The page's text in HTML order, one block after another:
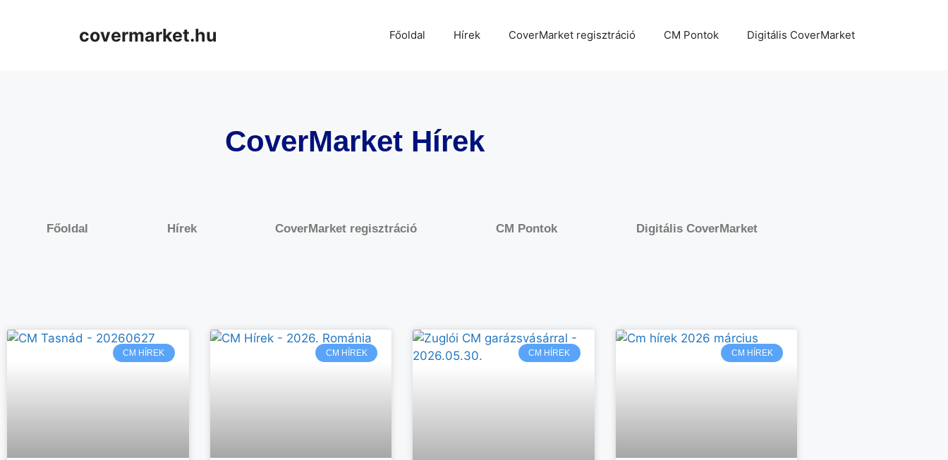
covermarket.hu Főoldal Hírek CoverMarket regisztráció CM Pontok Digitális CoverMarket
CoverMarket Hírek
Főoldal Hírek CoverMarket regisztráció CM Pontok Digitális CoverMarket
CM HÍREK CM HÍREK CM HÍREK CM HÍREK